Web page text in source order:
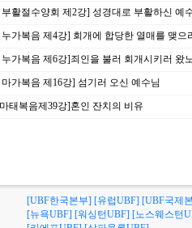
부활절수양회 제2강] 성경대로 부활하신 예
누가복음 제4강] 회개에 합당한 열매를 맺으
누가복음 제6강]죄인을 불러 회개시키러 왔
마가복음 제16강] 섬기러 오신 예수님
태복음제39강]혼인 잔치의 비유
[UBF한국본부] [유럽UBF] [UBF국제
[뉴욕UBF] [워싱턴UBF] [노스웨스턴